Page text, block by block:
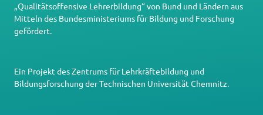
„Qualitätsoffensive Lehrerbildung“ von Bund und Ländern aus
Mitteln des Bundesministeriums für Bildung und Forschung
gefördert.
Ein Projekt desZentrums für Lehrkräftebildung und
Bildungsforschung derTechnischen Universität Chemnitz.